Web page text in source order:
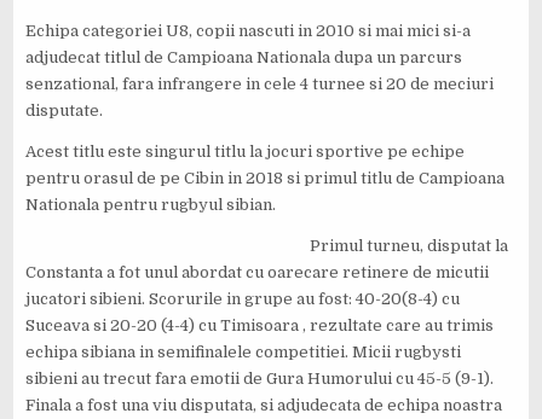
Echipa categoriei U8, copii nascuti in 2010 si mai mici si-a
adjudecat titlul de Campioana Nationala dupa un parcurs
senzational, fara infrangere in cele 4 turnee si 20 de meciuri
disputate.
Acest titlu este singurul titlu la jocuri sportive pe echipe
pentru orasul de pe Cibin in 2018 si primul titlu de Campioana
Nationala pentru rugbyul sibian.
Primul turneu, disputat la
Constanta a fot unul abordat cu oarecare retinere de micutii
jucatori sibieni. Scorurile in grupe au fost: 40-20(8-4) cu
Suceava si 20-20 (4-4) cu Timisoara , rezultate care au trimis
echipa sibiana in semifinalele competitiei. Micii rugbysti
sibieni au trecut fara emotii de Gura Humorului cu 45-5 (9-1).
Finala a fost una viu disputata, si adjudecata de echipa noastra